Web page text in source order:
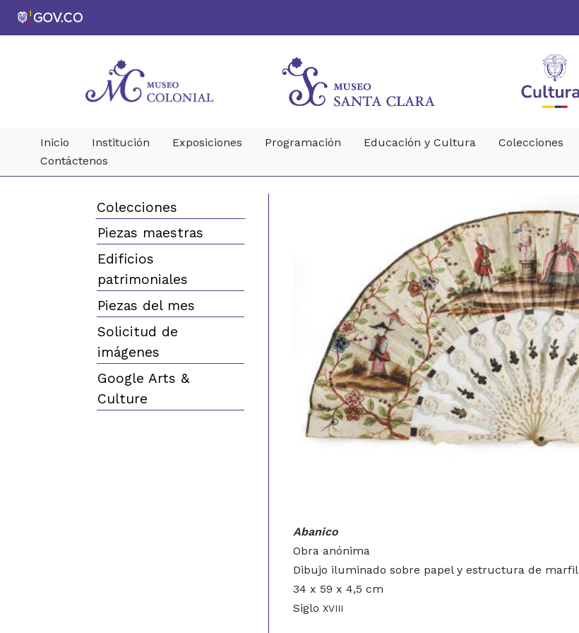
Inicio Institución Exposiciones Programación Educación y Cultura Colecciones
Contáctenos
Colecciones
Piezas maestras
Edificios
patrimoniales
Piezas del mes
Solicitud de
imágenes
Google Arts &
Culture
Abanico
Obra anónima
Dibujo iluminado sobre papel y estructura de marfil
34 x 59 x 4,5 cm
Siglo XVIII